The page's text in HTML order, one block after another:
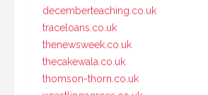
decemberteaching.co.uk
traceloans.co.uk
thenewsweek.co.uk
thecakewala.co.uk
thomson-thorn.co.uk